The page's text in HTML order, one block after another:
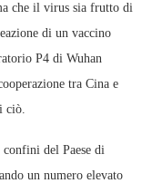
che il virus sia frutto di
di un vaccino
P4 di Wuhan
tra Cina e
ciò.
del Paese di
un numero elevato